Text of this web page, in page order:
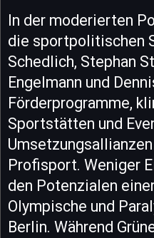
In der moderierten
die sportpolitischen
Schedlich, Stephan
Engelmann und
Förderprogramme,
Sportstätten und
Profisport. Weniger
den Potenzialen
Olympische und
Berlin. Während